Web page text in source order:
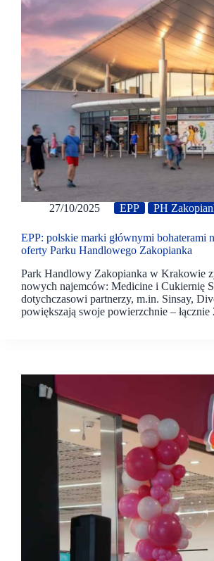
27/10/2025 EPP PH
EPP: polskie marki głównymi bohaterami
oferty Parku Handlowego Zakopianka
Park Handlowy Zakopianka w Krakowie
nowych najemców: Medicine i Cukiernię
dotychczasowi partnerzy, m.in. Sinsay,
powiększają swoje powierzchnie – łącznie